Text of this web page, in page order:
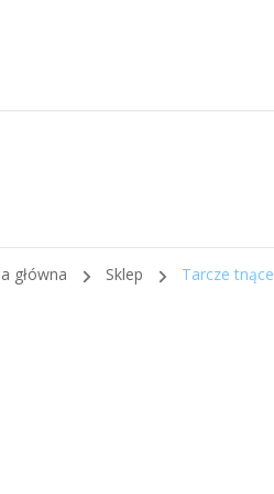
główna Sklep Tarcze tnące